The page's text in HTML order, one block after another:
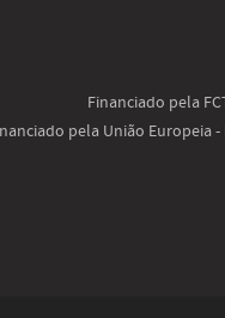
Financiado pela
pela União Europeia